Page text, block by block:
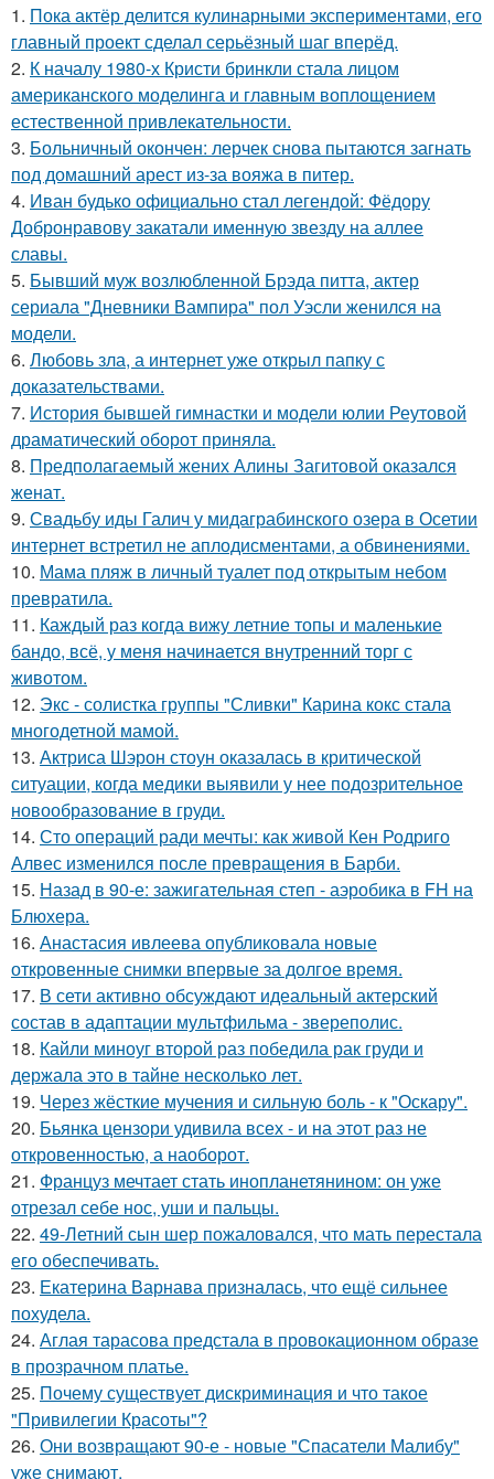
1. Пока актёр делится кулинарными экспериментами, его
главный проект сделал серьёзный шаг вперёд.
2. К началу 1980-х Кристи бринкли стала лицом
американского моделинга и главным воплощением
естественной привлекательности.
3. Больничный окончен: лерчек снова пытаются загнать
под домашний арест из-за вояжа в питер.
4. Иван будько официально стал легендой: Фёдору
Добронравову закатали именную звезду на аллее
славы.
5. Бывший муж возлюбленной Брэда питта, актер
сериала "Дневники Вампира" пол Уэсли женился на
модели.
6. Любовь зла, а интернет уже открыл папку с
доказательствами.
7. История бывшей гимнастки и модели юлии Реутовой
драматический оборот приняла.
8. Предполагаемый жених Алины Загитовой оказался
женат.
9. Свадьбу иды Галич у мидаграбинского озера в Осетии
интернет встретил не аплодисментами, а обвинениями.
10. Мама пляж в личный туалет под открытым небом
превратила.
11. Каждый раз когда вижу летние топы и маленькие
бандо, всё, у меня начинается внутренний торг с
животом.
12. Экс - солистка группы "Сливки" Карина кокс стала
многодетной мамой.
13. Актриса Шэрон стоун оказалась в критической
ситуации, когда медики выявили у нее подозрительное
новообразование в груди.
14. Сто операций ради мечты: как живой Кен Родриго
Алвес изменился после превращения в Барби.
15. Назад в 90-е: зажигательная степ - аэробика в FH на
Блюхера.
16. Анастасия ивлеева опубликовала новые
откровенные снимки впервые за долгое время.
17. В сети активно обсуждают идеальный актерский
состав в адаптации мультфильма - звереполис.
18. Кайли миноуг второй раз победила рак груди и
держала это в тайне несколько лет.
19. Через жёсткие мучения и сильную боль - к "Оскару".
20. Бьянка цензори удивила всех - и на этот раз не
откровенностью, а наоборот.
21. Француз мечтает стать инопланетянином: он уже
отрезал себе нос, уши и пальцы.
22. 49-Летний сын шер пожаловался, что мать перестала
его обеспечивать.
23. Екатерина Варнава призналась, что ещё сильнее
похудела.
24. Аглая тарасова предстала в провокационном образе
в прозрачном платье.
25. Почему существует дискриминация и что такое
"Привилегии Красоты"?
26. Они возвращают 90-е - новые "Спасатели Малибу"
уже снимают.